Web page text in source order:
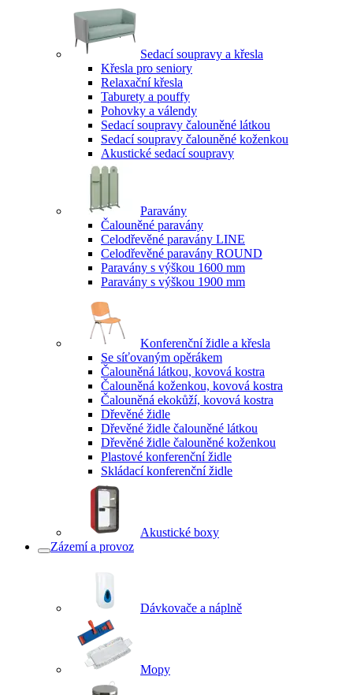
Sedací soupravy a křesla
Křesla pro seniory
Relaxační křesla
Taburety a pouffy
Pohovky a válendy
Sedací soupravy čalouněné látkou
Sedací soupravy čalouněné koženkou
Akustické sedací soupravy
Paravány
Čalouněné paravány
Celodřevěné paravány LINE
Celodřevěné paravány ROUND
Paravány s výškou 1600 mm
Paravány s výškou 1900 mm
Konferenční židle a křesla
Se síťovaným opěrákem
Čalouněná látkou, kovová kostra
Čalouněná koženkou, kovová kostra
Čalouněná ekokůží, kovová kostra
Dřevěné židle
Dřevěné židle čalouněné látkou
Dřevěné židle čalouněné koženkou
Plastové konferenční židle
Skládací konferenční židle
Akustické boxy
Zázemí a provoz
Dávkovače a náplně
Mopy